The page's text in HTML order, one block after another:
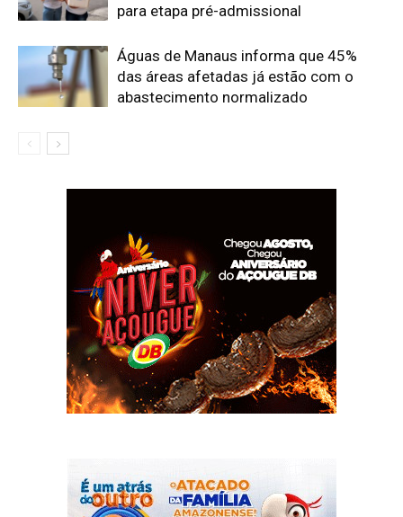
para etapa pré-admissional
Águas de Manaus informa que 45%
das áreas afetadas já estão com o
abastecimento normalizado